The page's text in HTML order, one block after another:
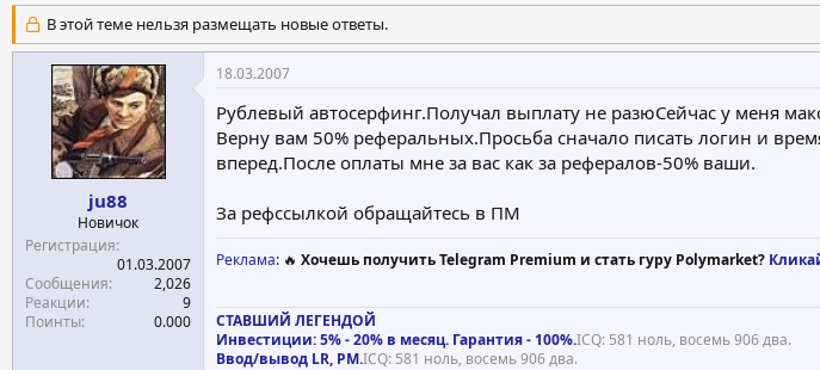
т
о
р
т
а
н
а
ч
а
л
а
В этой теме нельзя размещать новые ответы.
ju88
Новичок
Регистрация
01.03.2007
Сообщения
2,026
Реакции
9
Поинты
0.000
18.03.2007
Рублевый автосерфинг.Получал выплату не разюСейчас у меня
Верну вам 50% реферальных.Просьба сначало писать логин и
вперед.После оплаты мне за вас как за рефералов-50% ваши.
За рефссылкой обращайтесь в ПМ
Реклама: 🔥 Хочешь получить Telegram Premium и стать гуру Polymarket?
СТАВШИЙ ЛЕГЕНДОЙ
Инвестиции: 5% - 20% в месяц. Гарантия - 100%.ICQ: 581 ноль, восемь 906 два.
Ввод/вывод LR, PM.ICQ: 581 ноль, восемь 906 два.